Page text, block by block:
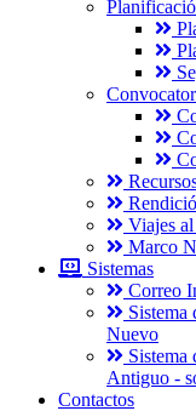
Viajes
Marco
Sistemas
Correo
Sistema
Nuevo
Sistema
Antiguo -
Contactos